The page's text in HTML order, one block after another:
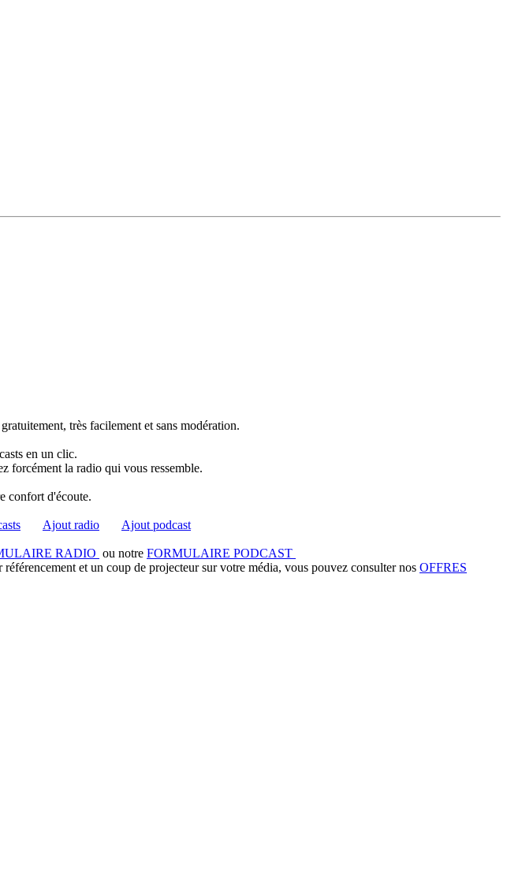
très facilement et sans modération.
en un clic.
forcément la radio qui vous ressemble.
confort d'écoute.
Ajout radio Ajout podcast
RADIO ou notre FORMULAIRE PODCAST
et un coup de projecteur sur votre média, vous pouvez consulter nos OFFRES